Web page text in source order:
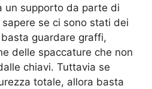
un supporto da parte di
se ci sono stati dei
guardare graffi,
delle spaccature che non
chiavi. Tuttavia se
totale, allora basta